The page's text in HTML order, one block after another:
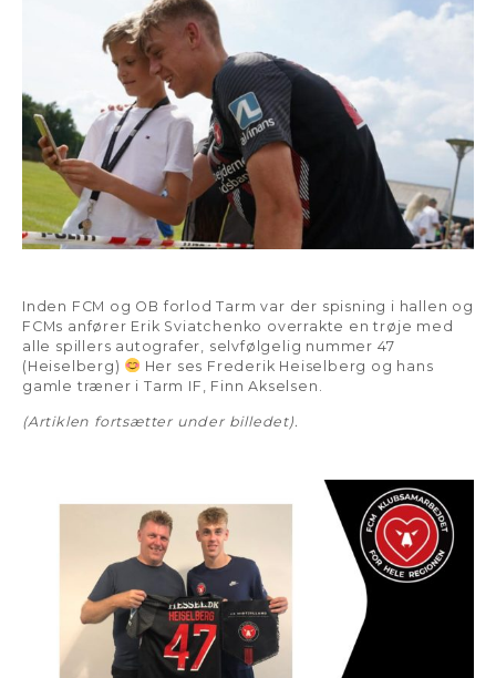
Inden FCM og OB forlod Tarm var der spisning i hallen og
FCMs anfører Erik Sviatchenko overrakte en trøje med
alle spillers autografer, selvfølgelig nummer 47
(Heiselberg)
Her ses Frederik Heiselberg og hans
gamle træner i Tarm IF, Finn Akselsen.
(Artiklen fortsætter under billedet).